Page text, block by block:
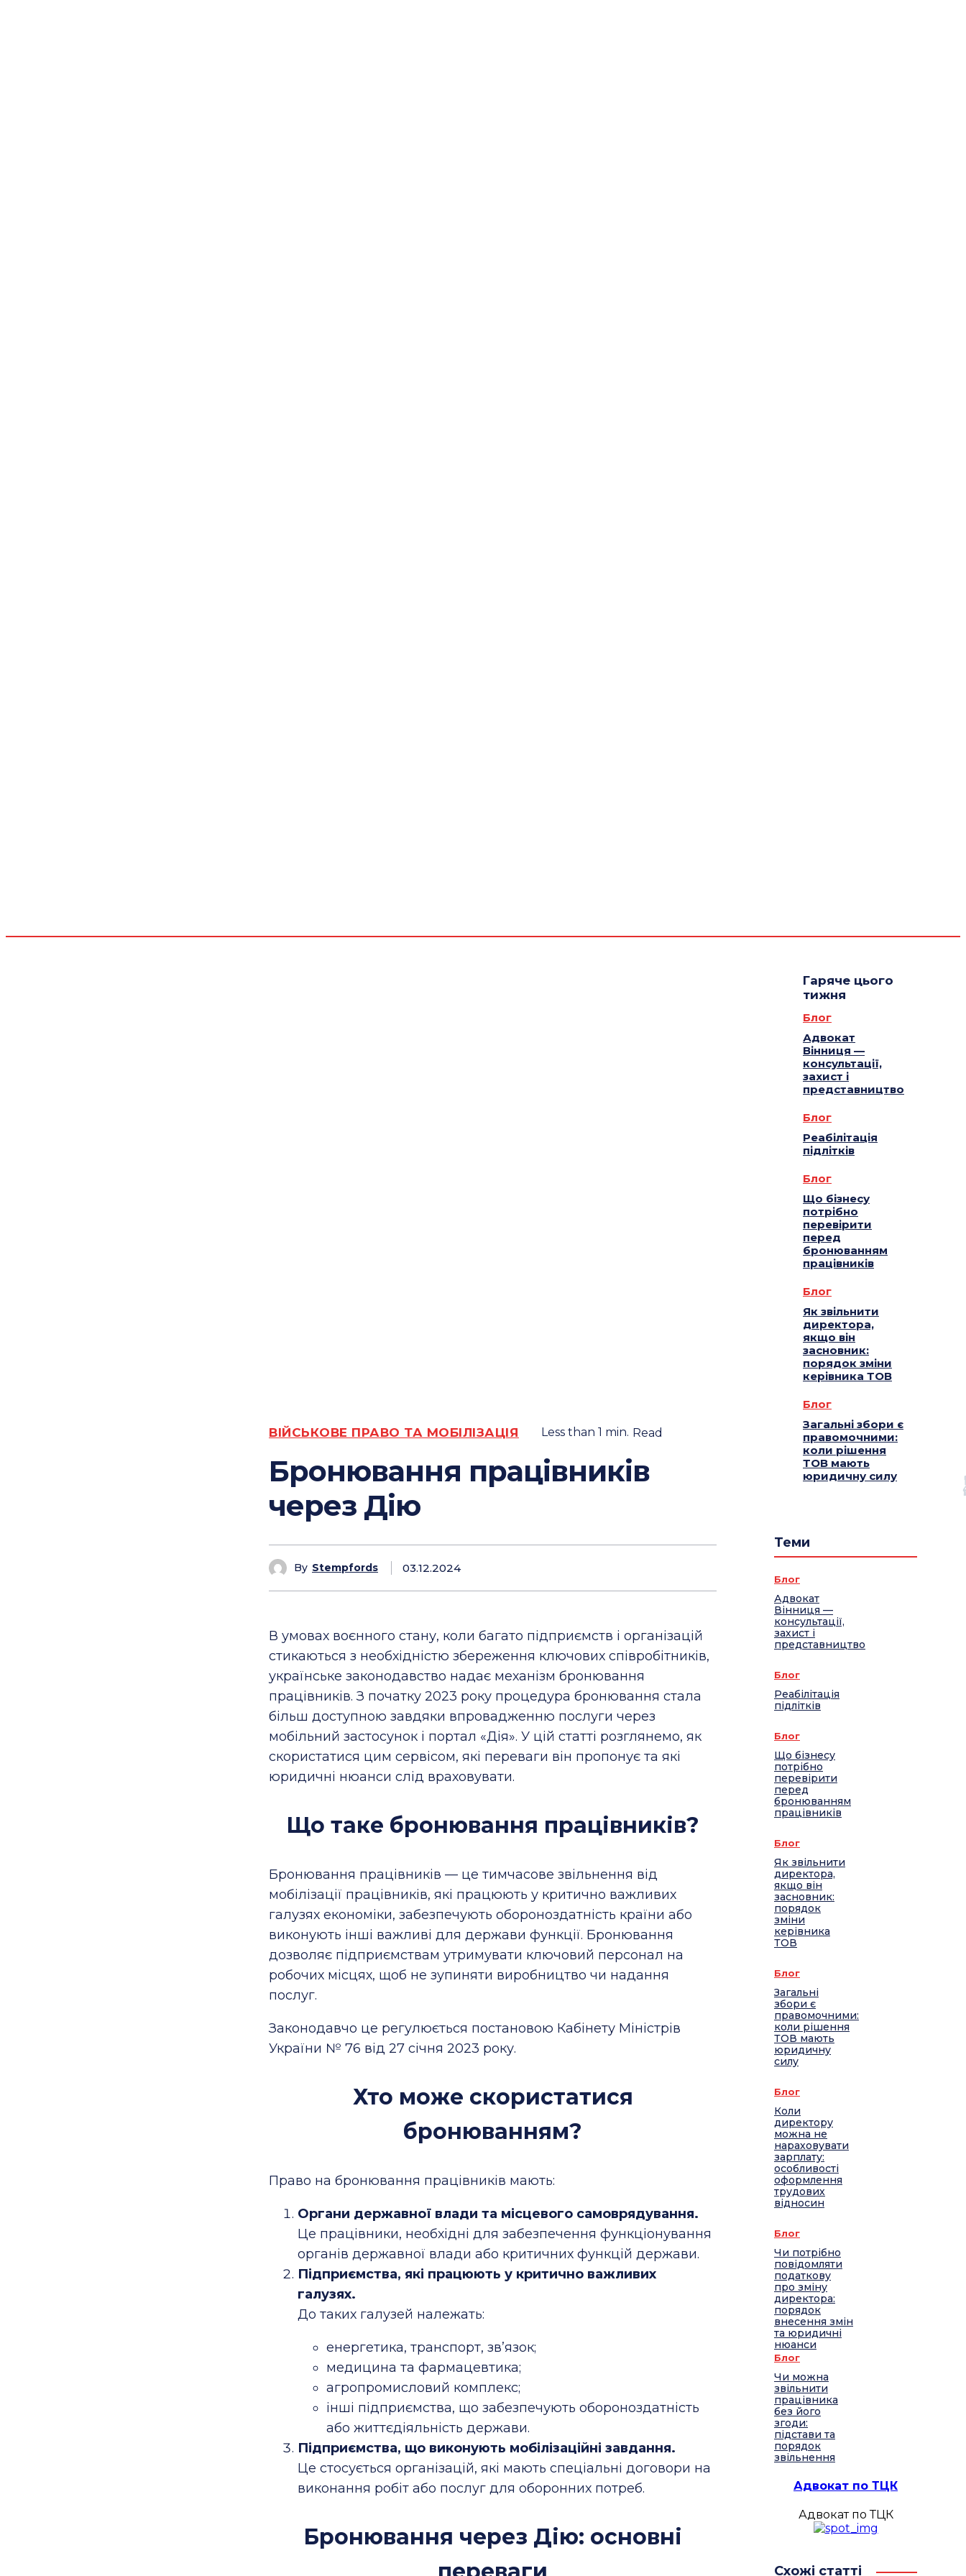
ВІЙСЬКОВЕ ПРАВО ТА МОБІЛІЗАЦІЯ Less than 1 min. Read
Бронювання працівників
через Дію
By Stempfords 03.12.2024
В умовах воєнного стану, коли багато підприємств і організацій
стикаються з необхідністю збереження ключових співробітників,
українське законодавство надає механізм бронювання
працівників. З початку 2023 року процедура бронювання стала
більш доступною завдяки впровадженню послуги через
мобільний застосунок і портал «Дія». У цій статті розглянемо, як
скористатися цим сервісом, які переваги він пропонує та які
юридичні нюанси слід враховувати.
Що таке бронювання працівників?
Бронювання працівників — це тимчасове звільнення від
мобілізації працівників, які працюють у критично важливих
галузях економіки, забезпечують обороноздатність країни або
виконують інші важливі для держави функції. Бронювання
дозволяє підприємствам утримувати ключовий персонал на
робочих місцях, щоб не зупиняти виробництво чи надання
послуг.
Законодавчо це регулюється постановою Кабінету Міністрів
України № 76 від 27 січня 2023 року.
Хто може скористатися
бронюванням?
Право на бронювання працівників мають:
Органи державної влади та місцевого самоврядування.
Це працівники, необхідні для забезпечення функціонування
органів державної влади або критичних функцій держави.
Підприємства, які працюють у критично важливих
галузях.
До таких галузей належать:
енергетика, транспорт, зв’язок;
медицина та фармацевтика;
агропромисловий комплекс;
інші підприємства, що забезпечують обороноздатність
або життєдіяльність держави.
Підприємства, що виконують мобілізаційні завдання.
Це стосується організацій, які мають спеціальні договори на
виконання робіт або послуг для оборонних потреб.
Бронювання через Дію: основні
Гаряче цього
тижня
Блог
Адвокат
Вінниця —
консультації,
захист і
представництво
Блог
Реабілітація
підлітків
Блог
Що бізнесу
потрібно
перевірити
перед
бронюванням
працівників
Блог
Як звільнити
директора,
якщо він
засновник:
порядок зміни
керівника ТОВ
Блог
Загальні збори є
правомочними:
коли рішення
ТОВ мають
юридичну силу
Теми
Блог
Адвокат
Вінниця —
консультації,
захист і
представництво
Блог
Реабілітація
підлітків
Блог
Що бізнесу
потрібно
перевірити
перед
бронюванням
працівників
Блог
Як звільнити
директора,
якщо він
засновник:
порядок
зміни
керівника
ТОВ
Блог
Загальні
збори є
правомочними:
коли рішення
ТОВ мають
юридичну
силу
Блог
Коли
директору
можна не
нараховувати
зарплату:
особливості
оформлення
трудових
відносин
Блог
Чи потрібно
повідомляти
податкову
про зміну
директора:
порядок
внесення змін
та юридичні
нюанси
Блог
Чи можна
звільнити
працівника
без його
згоди:
підстави та
порядок
звільнення
Адвокат по ТЦК
Адвокат по ТЦК
Схожі статті